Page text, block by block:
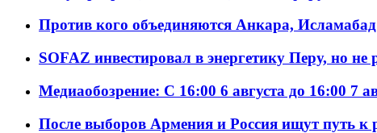
Против кого объединяются Анкара,
SOFAZ инвестировал в энергетику Перу, но
Медиаобозрение: С 16:00 6 августа до 16:00 7
После выборов Армения и Россия ищут путь к